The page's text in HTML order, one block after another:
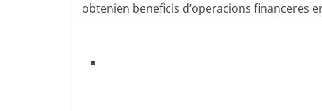
obtenien beneficis d’operacions financeres